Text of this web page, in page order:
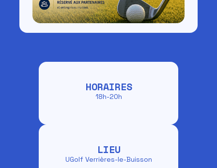
HORAIRES
18h-20h
LIEU
UGolf Verrières-le-Buisson